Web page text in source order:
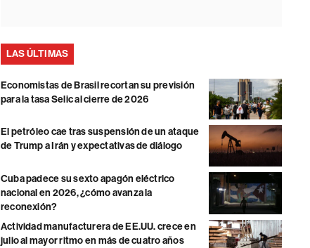
LAS ÚLTIMAS
Economistas de Brasil recortan su previsión
para la tasa Selic al cierre de 2026
El petróleo cae tras suspensión de un ataque
de Trump a Irán y expectativas de diálogo
Cuba padece su sexto apagón eléctrico
nacional en 2026, ¿cómo avanza la
reconexión?
Actividad manufacturera de EE.UU. crece en
julio al mayor ritmo en más de cuatro años